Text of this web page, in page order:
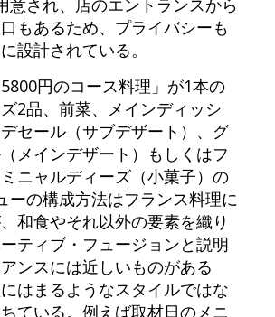
意され、店のエントランスから
もあるため、プライバシーも
設計されている。
円のコース料理」が1本の
2品、前菜、メインディッシ
セール（サブデザート）、グ
メインデザート）もしくはフ
ニャルディーズ（小菓子）の
ーの構成方法はフランス料理に
和食やそれ以外の要素を織り
ティブ・フュージョンと説明
ンスには近しいものがある
はまるようなスタイルではな
ている。例えば取材日のメニ